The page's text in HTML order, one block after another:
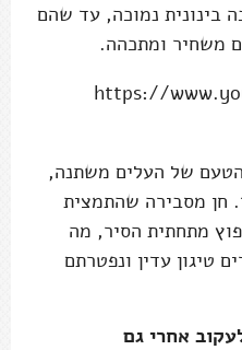
בינונית נמוכה, עד שהם
משחיר ומתכהה.
https://
של העלים משתנה,
חן מסבירה שהתמצית
מתחתית הסיר, מה
טיגון עדין ונפטרתם
אחרי גם